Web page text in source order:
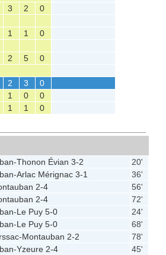
3 2
0
1 1
0
2 5
0
2 3
0
1 0
0
1 1 0
-Thonon Évian 3-2
20'
-Arlac Mérignac 3-1
36'
2-4
56'
2-4
72'
-Le Puy 5-0
24'
-Le Puy 5-0
68'
-Montauban 2-2
78'
-Yzeure 2-4
45'